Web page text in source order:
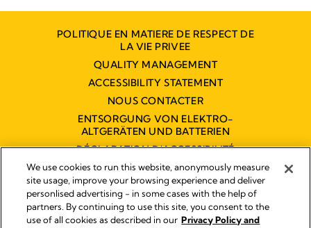
POLITIQUE EN MATIERE DE RESPECT DE
LA VIE PRIVEE
QUALITY MANAGEMENT
ACCESSIBILITY STATEMENT
NOUS CONTACTER
ENTSORGUNG VON ELEKTRO-
ALTGERÄTEN UND BATTERIEN
DÉCLARATION D'ACCESSIBILITÉ
NUMÉRIQUE
Empreinte
We use cookies to run this website, anonymously measure
site usage, improve your browsing experience and deliver
personlised advertising - in some cases with the help of
partners. By continuing to use this site, you consent to the
use of all cookies as described in our Privacy Policy and